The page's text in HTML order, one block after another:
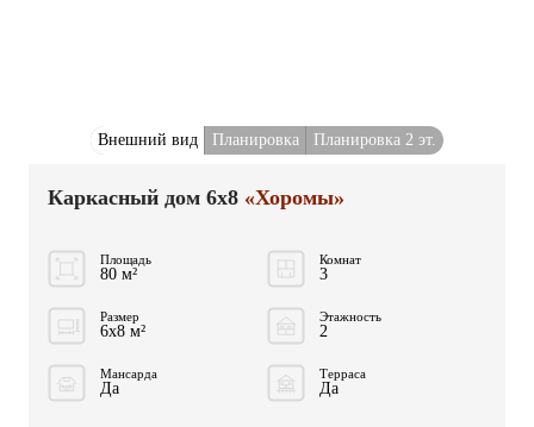
Внешний вид Планировка Планировка 2 эт.
Каркасный дом 6x8 «Хоромы»
Площадь
80 м²
Комнат
3
Размер
6x8 м²
Этажность
2
Мансарда
Да
Терраса
Да